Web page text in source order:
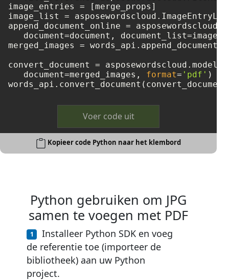
image_entries = [merge_props]
image_list =
append_document_online =
document=document,
merged_images =
convert_document =
   document=merged_images,
format= 'pdf' )
Voer code uit
Kopieer code Python naar het klembord
Python gebruiken om JPG
samen te voegen met PDF
Installeer Python SDK en voeg
de referentie toe (importeer de
bibliotheek) aan uw Python
project.